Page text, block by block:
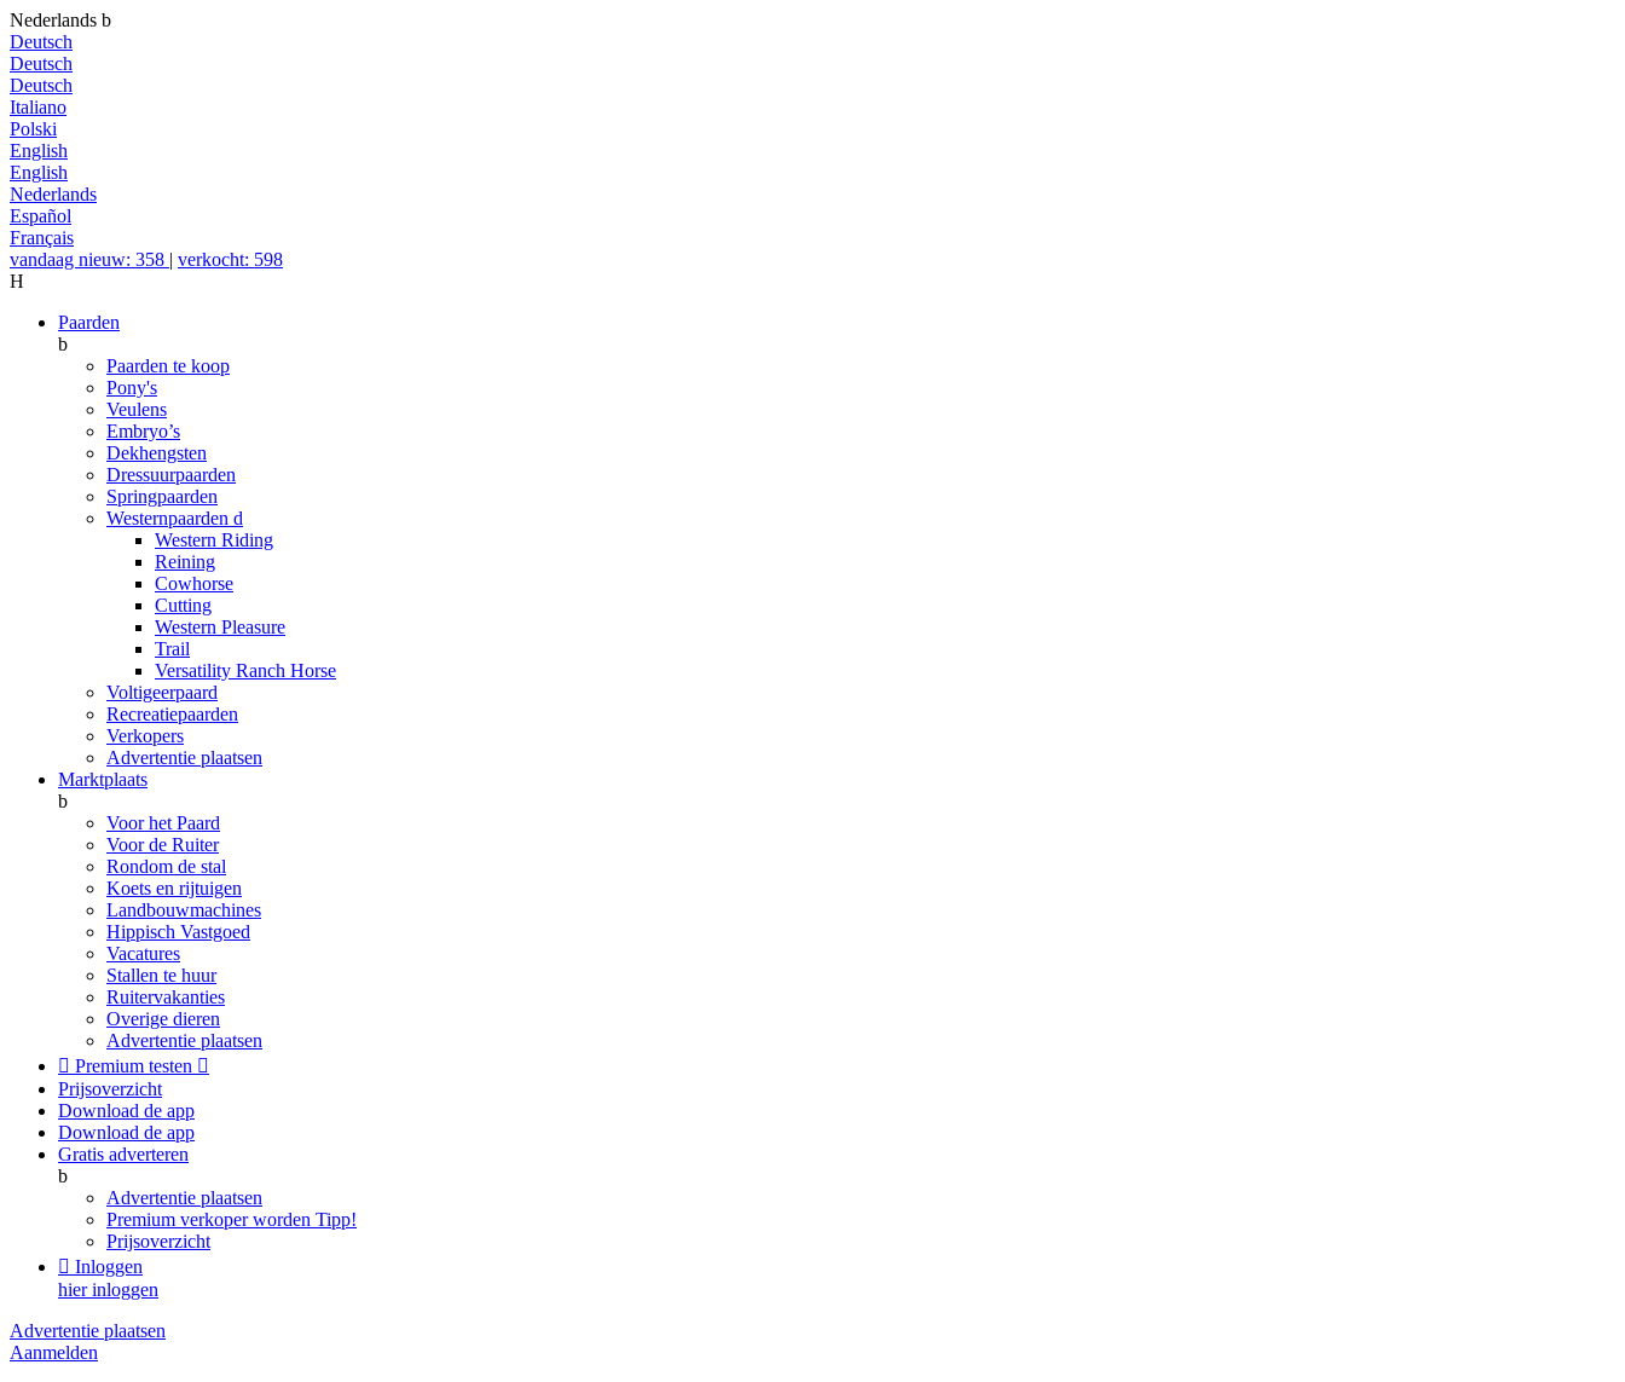
Nederlands b
Deutsch
Deutsch
Deutsch
Italiano
Polski
English
English
Nederlands
Español
Français
vandaag nieuw: 358 | verkocht: 598
H
Paarden
b
Paarden te koop
Pony's
Veulens
Embryo’s
Dekhengsten
Dressuurpaarden
Springpaarden
Westernpaarden d
Western Riding
Reining
Cowhorse
Cutting
Western Pleasure
Trail
Versatility Ranch Horse
Voltigeerpaard
Recreatiepaarden
Verkopers
Advertentie plaatsen
Marktplaats
b
Voor het Paard
Voor de Ruiter
Rondom de stal
Koets en rijtuigen
Landbouwmachines
Hippisch Vastgoed
Vacatures
Stallen te huur
Ruitervakanties
Overige dieren
Advertentie plaatsen
 Premium testen 
Prijsoverzicht
Download de app
Download de app
Gratis adverteren
b
Advertentie plaatsen
Premium verkoper worden Tipp!
Prijsoverzicht
 Inloggen
hier inloggen
Advertentie plaatsen
Aanmelden